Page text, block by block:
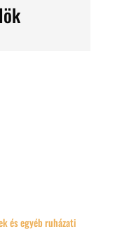
és egyéb ruházati